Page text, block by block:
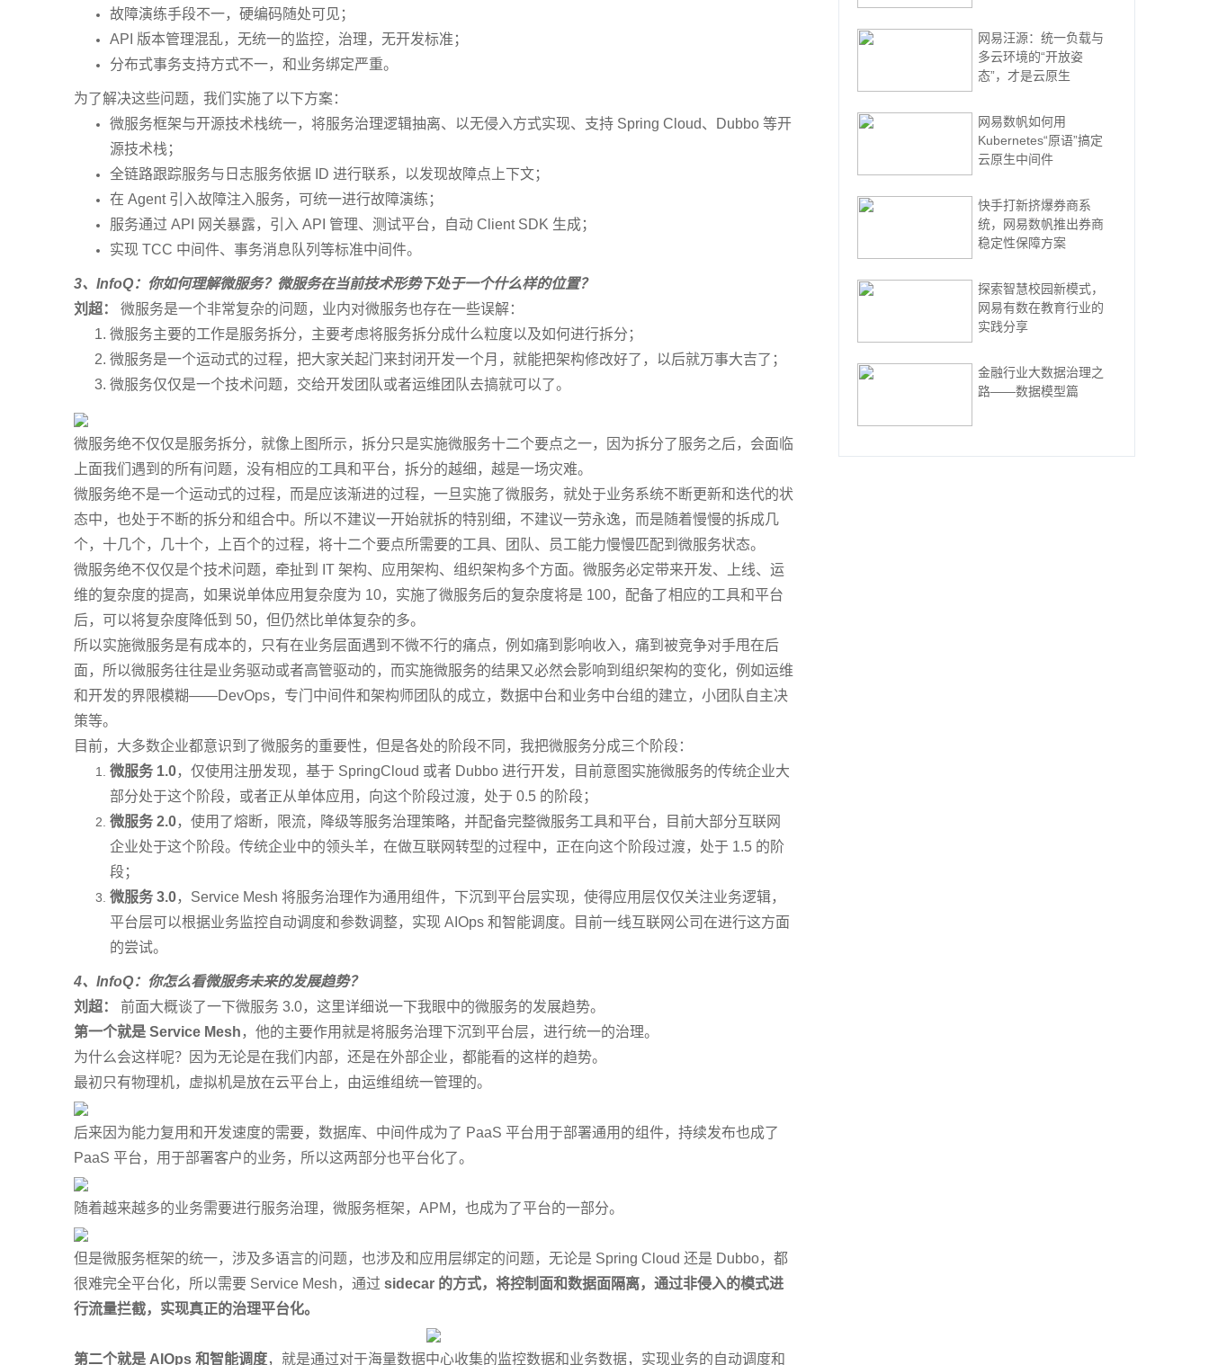
网易汪源：统一负载与
多云环境的“开放姿
态”，才是云原生
网易数帆如何用
Kubernetes“原语”搞定
云原生中间件
快手打新挤爆券商系
统，网易数帆推出券商
稳定性保障方案
探索智慧校园新模式，
网易有数在教育行业的
实践分享
金融行业大数据治理之
路——数据模型篇
故障演练手段不一，硬编码随处可见；
API 版本管理混乱，无统一的监控，治理，无开发标准；
分布式事务支持方式不一，和业务绑定严重。
为了解决这些问题，我们实施了以下方案：
微服务框架与开源技术栈统一，将服务治理逻辑抽离、以无侵入方式实现、支持 Spring Cloud、Dubbo 等开
源技术栈；
全链路跟踪服务与日志服务依据 ID 进行联系，以发现故障点上下文；
在 Agent 引入故障注入服务，可统一进行故障演练；
服务通过 API 网关暴露，引入 API 管理、测试平台，自动 Client SDK 生成；
实现 TCC 中间件、事务消息队列等标准中间件。
3、InfoQ：你如何理解微服务？微服务在当前技术形势下处于一个什么样的位置？
刘超： 微服务是一个非常复杂的问题，业内对微服务也存在一些误解：
微服务主要的工作是服务拆分，主要考虑将服务拆分成什么粒度以及如何进行拆分；
微服务是一个运动式的过程，把大家关起门来封闭开发一个月，就能把架构修改好了，以后就万事大吉了；
微服务仅仅是一个技术问题，交给开发团队或者运维团队去搞就可以了。
微服务绝不仅仅是服务拆分，就像上图所示，拆分只是实施微服务十二个要点之一，因为拆分了服务之后，会面临
上面我们遇到的所有问题，没有相应的工具和平台，拆分的越细，越是一场灾难。
微服务绝不是一个运动式的过程，而是应该渐进的过程，一旦实施了微服务，就处于业务系统不断更新和迭代的状
态中，也处于不断的拆分和组合中。所以不建议一开始就拆的特别细，不建议一劳永逸，而是随着慢慢的拆成几
个，十几个，几十个，上百个的过程，将十二个要点所需要的工具、团队、员工能力慢慢匹配到微服务状态。
微服务绝不仅仅是个技术问题，牵扯到 IT 架构、应用架构、组织架构多个方面。微服务必定带来开发、上线、运
维的复杂度的提高，如果说单体应用复杂度为 10，实施了微服务后的复杂度将是 100，配备了相应的工具和平台
后，可以将复杂度降低到 50，但仍然比单体复杂的多。
所以实施微服务是有成本的，只有在业务层面遇到不微不行的痛点，例如痛到影响收入，痛到被竞争对手甩在后
面，所以微服务往往是业务驱动或者高管驱动的，而实施微服务的结果又必然会影响到组织架构的变化，例如运维
和开发的界限模糊——DevOps，专门中间件和架构师团队的成立，数据中台和业务中台组的建立，小团队自主决
策等。
目前，大多数企业都意识到了微服务的重要性，但是各处的阶段不同，我把微服务分成三个阶段：
微服务 1.0，仅使用注册发现，基于 SpringCloud 或者 Dubbo 进行开发，目前意图实施微服务的传统企业大
部分处于这个阶段，或者正从单体应用，向这个阶段过渡，处于 0.5 的阶段；
微服务 2.0，使用了熔断，限流，降级等服务治理策略，并配备完整微服务工具和平台，目前大部分互联网
企业处于这个阶段。传统企业中的领头羊，在做互联网转型的过程中，正在向这个阶段过渡，处于 1.5 的阶
段；
微服务 3.0，Service Mesh 将服务治理作为通用组件，下沉到平台层实现，使得应用层仅仅关注业务逻辑，
平台层可以根据业务监控自动调度和参数调整，实现 AIOps 和智能调度。目前一线互联网公司在进行这方面
的尝试。
4、InfoQ：你怎么看微服务未来的发展趋势？
刘超：
前面大概谈了一下微服务 3.0，这里详细说一下我眼中的微服务的发展趋势。
第一个就是 Service Mesh ，他的主要作用就是将服务治理下沉到平台层，进行统一的治理。
为什么会这样呢？因为无论是在我们内部，还是在外部企业，都能看的这样的趋势。
最初只有物理机，虚拟机是放在云平台上，由运维组统一管理的。
后来因为能力复用和开发速度的需要，数据库、中间件成为了 PaaS 平台用于部署通用的组件，持续发布也成了
PaaS 平台，用于部署客户的业务，所以这两部分也平台化了。
随着越来越多的业务需要进行服务治理，微服务框架，APM，也成为了平台的一部分。
但是微服务框架的统一，涉及多语言的问题，也涉及和应用层绑定的问题，无论是 Spring Cloud 还是 Dubbo，都
很难完全平台化，所以需要 Service Mesh，通过 sidecar 的方式，将控制面和数据面隔离，通过非侵入的模式进
行流量拦截，实现真正的治理平台化。
第二个就是 AIOps 和智能调度，就是通过对于海量数据中心收集的监控数据和业务数据，实现业务的自动调度和